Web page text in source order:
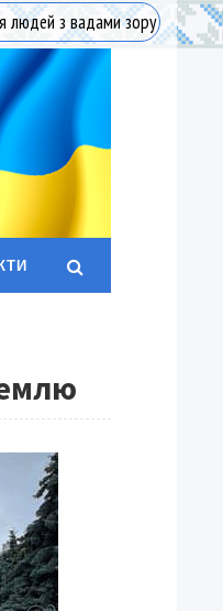
людей з вадами зору